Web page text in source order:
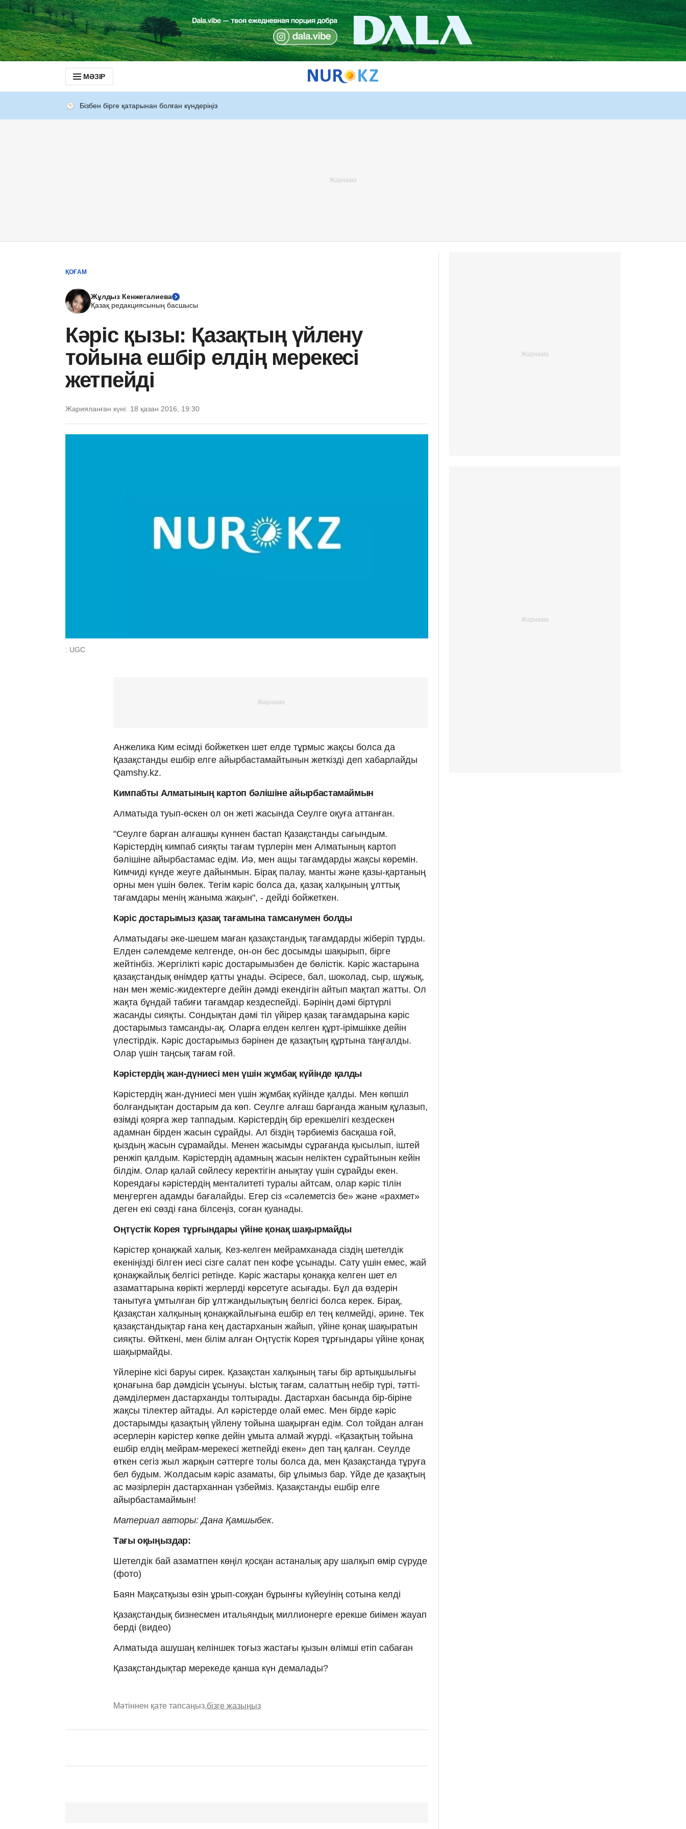
МӘЗІР
Бізбен бірге қатарынан болған күндеріңіз
ҚОҒАМ
Жұлдыз Кенжегалиева
Қазақ редакциясының басшысы
Кәріс қызы: Қазақтың үйлену
тойына ешбір елдің мерекесі
жетпейді
Жарияланған күні: 18 қазан 2016, 19:30
: UGC
Анжелика Ким есімді бойжеткен шет елде тұрмыс жақсы болса да
Қазақстанды ешбір елге айырбастамайтынын жеткізді деп хабарлайды
Qamshy.kz.
Кимпабты Алматының картоп бәлішіне айырбастамаймын
Алматыда туып-өскен ол он жеті жасында Сеулге оқуға аттанған.
"Сеулге барған алғашқы күннен бастап Қазақстанды сағындым.
Кәрістердің кимпаб сияқты тағам түрлерін мен Алматының картоп
бәлішіне айырбастамас едім. Иә, мен ащы тағамдарды жақсы көремін.
Кимчиді күнде жеуге дайынмын. Бірақ палау, манты және қазы-қартаның
орны мен үшін бөлек. Тегім кәріс болса да, қазақ халқының ұлттық
тағамдары менің жаныма жақын", - дейді бойжеткен.
Кәріс достарымыз қазақ тағамына тамсанумен болды
Алматыдағы әке-шешем маған қазақстандық тағамдарды жіберіп тұрды.
Елден сәлемдеме келгенде, он-он бес досымды шақырып, бірге
жейтінбіз. Жергілікті кәріс достарымызбен де бөлістік. Кәріс жастарына
қазақстандық өнімдер қатты ұнады. Әсіресе, бал, шоколад, сыр, шұжық,
нан мен жеміс-жидектерге дейін дәмді екендігін айтып мақтап жатты. Ол
жақта бұндай табиғи тағамдар кездеспейді. Бәрінің дәмі біртүрлі
жасанды сияқты. Сондықтан дәмі тіл үйірер қазақ тағамдарына кәріс
достарымыз тамсанды-ақ. Оларға елден келген құрт-ірімшікке дейін
үлестірдік. Кәріс достарымыз бәрінен де қазақтың құртына таңғалды.
Олар үшін таңсық тағам ғой.
Кәрістердің жан-дүниесі мен үшін жұмбақ күйінде қалды
Кәрістердің жан-дүниесі мен үшін жұмбақ күйінде қалды. Мен көпшіл
болғандықтан достарым да көп. Сеулге алғаш барғанда жаным құлазып,
өзімді қоярға жер таппадым. Кәрістердің бір ерекшелігі кездескен
адамнан бірден жасын сұрайды. Ал біздің тәрбиеміз басқаша ғой,
қыздың жасын сұрамайды. Менен жасымды сұрағанда қысылып, іштей
ренжіп қалдым. Кәрістердің адамның жасын неліктен сұрайтынын кейін
білдім. Олар қалай сөйлесу керектігін анықтау үшін сұрайды екен.
Кореядағы кәрістердің менталитеті туралы айтсам, олар кәріс тілін
меңгерген адамды бағалайды. Егер сіз «сәлеметсіз бе» және «рахмет»
деген екі сөзді ғана білсеңіз, соған қуанады.
Оңтүстік Корея тұрғындары үйіне қонақ шақырмайды
Кәрістер қонақжай халық. Кез-келген мейрамханада сіздің шетелдік
екеніңізді білген иесі сізге салат пен кофе ұсынады. Сату үшін емес, жай
қонақжайлық белгісі ретінде. Кәріс жастары қонаққа келген шет ел
азаматтарына көрікті жерлерді көрсетуге асығады. Бұл да өздерін
танытуға ұмтылған бір ұлтжандылықтың белгісі болса керек. Бірақ,
Қазақстан халқының қонақжайлығына ешбір ел тең келмейді, әрине. Тек
қазақстандықтар ғана кең дастарханын жайып, үйіне қонақ шақыратын
сияқты. Өйткені, мен білім алған Оңтүстік Корея тұрғындары үйіне қонақ
шақырмайды.
Үйлеріне кісі баруы сирек. Қазақстан халқының тағы бір артықшылығы
қонағына бар дәмдісін ұсынуы. Ыстық тағам, салаттың небір түрі, тәтті-
дәмділермен дастарханды толтырады. Дастархан басында бір-біріне
жақсы тілектер айтады. Ал кәрістерде олай емес. Мен бірде кәріс
достарымды қазақтың үйлену тойына шақырған едім. Сол тойдан алған
әсерлерін кәрістер көпке дейін ұмыта алмай жүрді. «Қазақтың тойына
ешбір елдің мейрам-мерекесі жетпейді екен» деп таң қалған. Сеулде
өткен сегіз жыл жарқын сәттерге толы болса да, мен Қазақстанда тұруға
бел будым. Жолдасым кәріс азаматы, бір ұлымыз бар. Үйде де қазақтың
ас мәзірлерін дастарханнан үзбейміз. Қазақстанды ешбір елге
айырбастамаймын!
Материал авторы: Дана Қамшыбек.
Тағы оқыңыздар:
Шетелдік бай азаматпен көңіл қосқан астаналық ару шалқып өмір сүруде
(фото)
Баян Мақсатқызы өзін ұрып-соққан бұрынғы күйеуінің сотына келді
Қазақстандық бизнесмен итальяндық миллионерге ерекше биімен жауап
берді (видео)
Алматыда ашушаң келіншек тоғыз жастағы қызын өлімші етіп сабаған
Қазақстандықтар мерекеде қанша күн демалады?
Мәтіннен қате тапсаңыз,бізге жазыңыз